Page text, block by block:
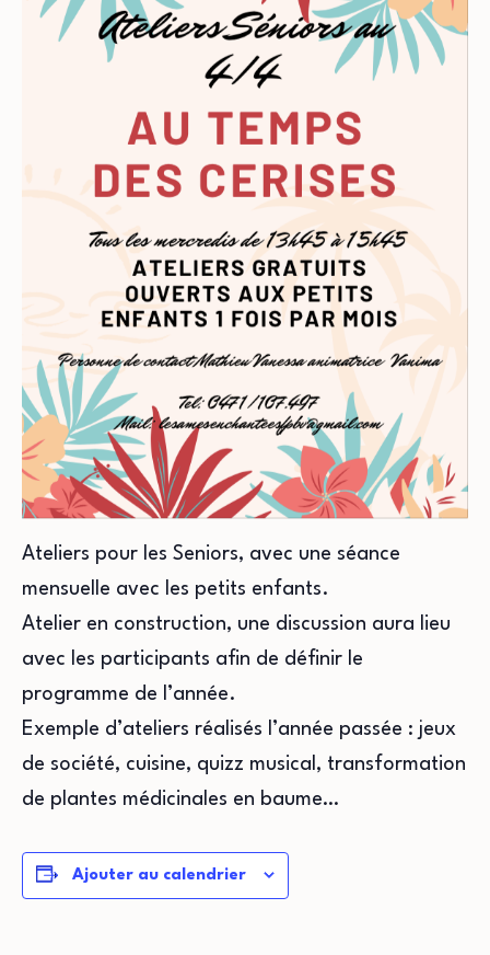
Ateliers pour les Seniors, avec une séance
mensuelle avec les petits enfants.
Atelier en construction, une discussion aura lieu
avec les participants afin de définir le
programme de l’année.
Exemple d’ateliers réalisés l’année passée : jeux
de société, cuisine, quizz musical, transformation
de plantes médicinales en baume…
Ajouter au calendrier